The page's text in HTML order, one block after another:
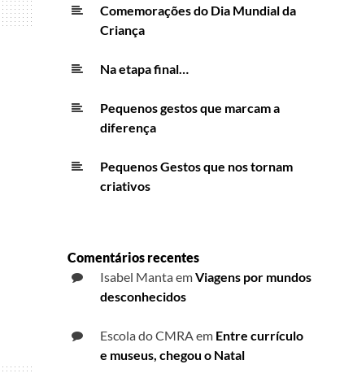
Comemorações do Dia Mundial da
Criança
Na etapa final…
Pequenos gestos que marcam a
diferença
Pequenos Gestos que nos tornam
criativos
Comentários recentes
Isabel MantaemViagens por mundos
desconhecidos
Escola do CMRAem Entre currículo
e museus, chegou o Natal